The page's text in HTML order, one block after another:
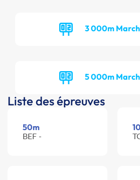
3 000m
5 000m
Liste des épreuves
50m
BEF -